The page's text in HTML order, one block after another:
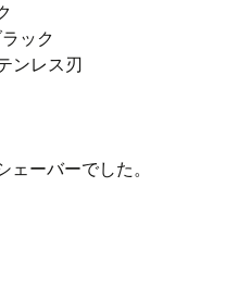
ック
ンレス刃
ェーバーでした。